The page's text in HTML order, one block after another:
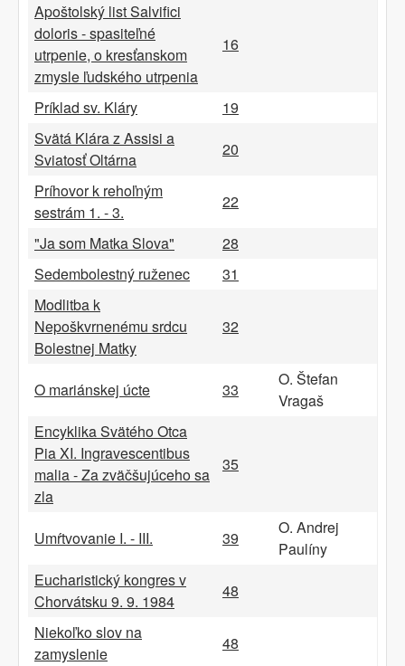
Apoštolský list Salvifici
doloris - spasiteľné
utrpenie, o kresťanskom
zmysle ľudského utrpenia
16
Príklad sv. Kláry
19
Svätá Klára z Assisi a
Sviatosť Oltárna
20
Príhovor k rehoľným
sestrám 1. - 3.
22
"Ja som Matka Slova"
28
Sedembolestný ruženec
31
Modlitba k
Nepoškvrnenému srdcu
Bolestnej Matky
32
O mariánskej úcte 33
O. Štefan
Vragaš
Encyklika Svätého Otca
Pia XI. Ingravescentibus
malia - Za zväčšujúceho sa
zla
35
Umŕtvovanie I. - III. 39
O. Andrej
Paulíny
Eucharistický kongres v
Chorvátsku 9. 9. 1984
48
Niekoľko slov na
zamyslenie
48